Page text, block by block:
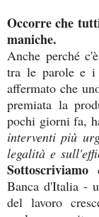
Occorre che
maniche.
Anche perché
tra le parole e
affermato che
premiata la
pochi giorni fa,
interventi più
legalità e
Sottoscriviamo
Banca d'Italia -
del lavoro